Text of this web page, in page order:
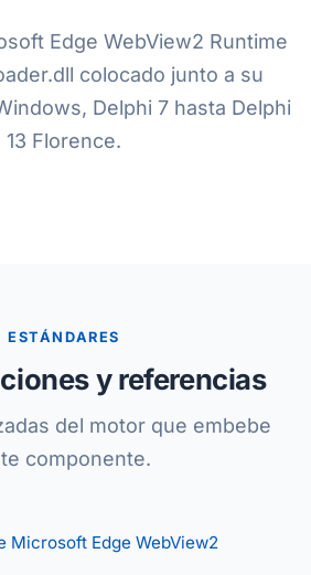
Edge WebView2 Runtime
colocado junto a su
Delphi 7 hasta Delphi
13 Florence.
ESTÁNDARES
y referencias
del motor que embebe
componente.
Microsoft Edge WebView2